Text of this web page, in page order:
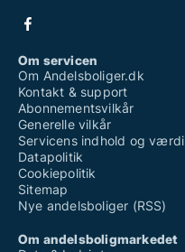
Om servicen
Om Andelsboliger.dk
Kontakt & support
Abonnementsvilkår
Generelle vilkår
Servicens indhold og værdi
Datapolitik
Cookiepolitik
Sitemap
Nye andelsboliger (RSS)
Om andelsboligmarkedet